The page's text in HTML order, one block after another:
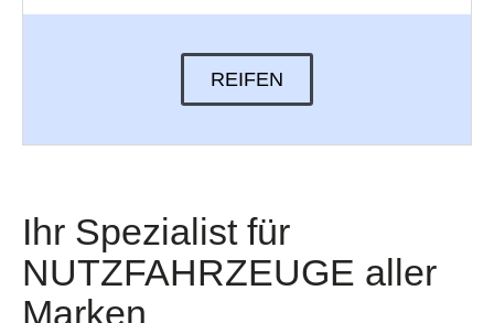
REIFEN
Ihr Spezialist für
NUTZFAHRZEUGE aller
Marken